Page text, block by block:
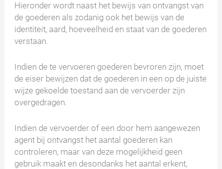
Hieronder wordt naast het bewijs van ontvangst van
de goederen als zodanig ook het bewijs van de
identiteit, aard, hoeveelheid en staat van de goederen
verstaan.
Indien de te vervoeren goederen bevroren zijn, moet
de eiser bewijzen dat de goederen in een op de juiste
wijze gekoelde toestand aan de vervoerder zijn
overgedragen.
Indien de vervoerder of een door hem aangewezen
agent bij ontvangst het aantal goederen kan
controleren, maar van deze mogelijkheid geen
gebruik maakt en desondanks het aantal erkent,